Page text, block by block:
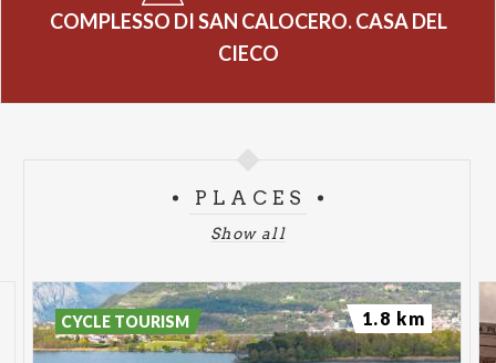
COMPLESSO DI SAN CALOCERO. CASA DEL
CIECO
PLACES
Show all
CYCLE TOURISM 1.8 km